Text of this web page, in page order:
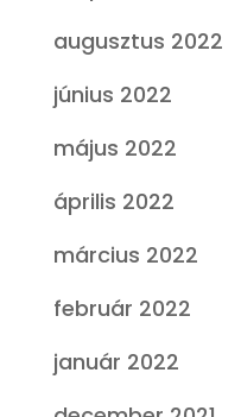
augusztus 2022
június 2022
május 2022
április 2022
március 2022
február 2022
január 2022